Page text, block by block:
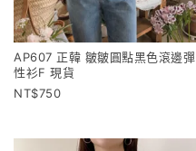
AP607 正韓 皺皺圓點黑色滾邊彈
性衫F 現貨
750